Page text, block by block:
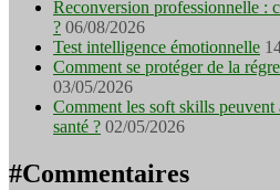
Reconversion professionnelle :
? 06/08/2026
Test intelligence émotionnelle
Comment se protéger de la
03/05/2026
Comment les soft skills
santé ? 02/05/2026
#Commentaires